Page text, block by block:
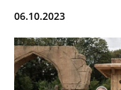
06.10.2023